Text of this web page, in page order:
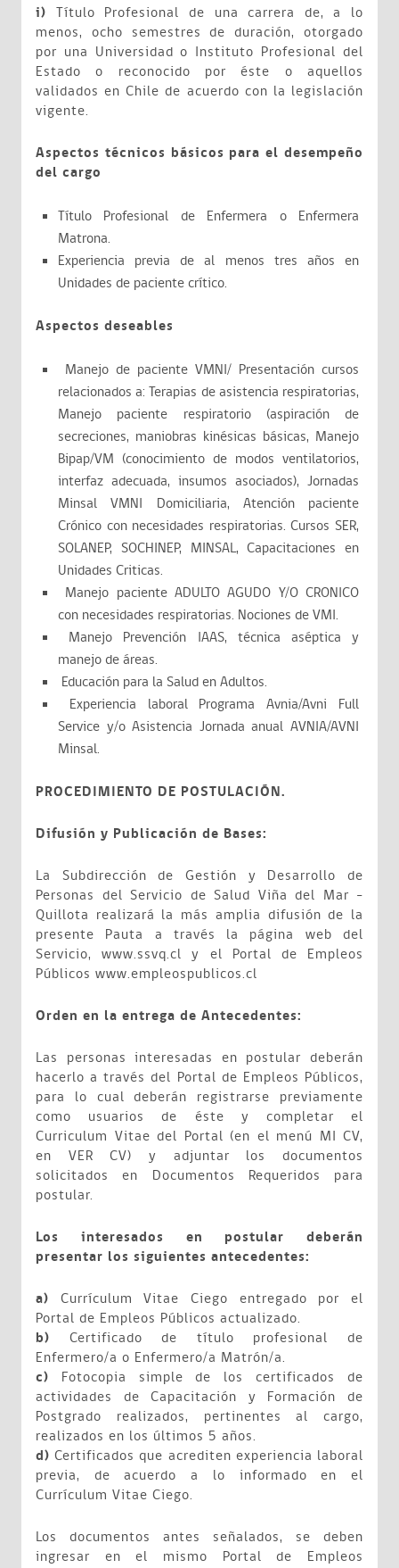
i) Título Profesional de una carrera de, a lo
menos, ocho semestres de duración, otorgado
por una Universidad o Instituto Profesional del
Estado o reconocido por éste o aquellos
validados en Chile de acuerdo con la legislación
vigente.
Aspectos técnicos básicos para el desempeño
del cargo
Título Profesional de Enfermera o Enfermera
Matrona.
Experiencia previa de al menos tres años en
Unidades de paciente crítico.
Aspectos deseables
Manejo de paciente VMNI/ Presentación cursos
relacionados a: Terapias de asistencia respiratorias,
Manejo paciente respiratorio (aspiración de
secreciones, maniobras kinésicas básicas, Manejo
Bipap/VM (conocimiento de modos ventilatorios,
interfaz adecuada, insumos asociados), Jornadas
Minsal VMNI Domiciliaria, Atención paciente
Crónico con necesidades respiratorias. Cursos SER,
SOLANEP, SOCHINEP, MINSAL, Capacitaciones en
Unidades Criticas.
Manejo paciente ADULTO AGUDO Y/O CRONICO
con necesidades respiratorias. Nociones de VMI.
Manejo Prevención IAAS, técnica aséptica y
manejo de áreas.
Educación para la Salud en Adultos.
Experiencia laboral Programa Avnia/Avni Full
Service y/o Asistencia Jornada anual AVNIA/AVNI
Minsal.
PROCEDIMIENTO DE POSTULACIÓN.
Difusión y Publicación de Bases:
La Subdirección de Gestión y Desarrollo de
Personas del Servicio de Salud Viña del Mar -
Quillota realizará la más amplia difusión de la
presente Pauta a través la página web del
Servicio, www.ssvq.cl y el Portal de Empleos
Públicos www.empleospublicos.cl
Orden en la entrega de Antecedentes:
Las personas interesadas en postular deberán
hacerlo a través del Portal de Empleos Públicos,
para lo cual deberán registrarse previamente
como usuarios de éste y completar el
Curriculum Vitae del Portal (en el menú MI CV,
en VER CV) y adjuntar los documentos
solicitados en Documentos Requeridos para
postular.
Los interesados en postular deberán
presentar los siguientes antecedentes:
a) Currículum Vitae Ciego entregado por el
Portal de Empleos Públicos actualizado.
b) Certificado de título profesional de
Enfermero/a o Enfermero/a Matrón/a.
c) Fotocopia simple de los certificados de
actividades de Capacitación y Formación de
Postgrado realizados, pertinentes al cargo,
realizados en los últimos 5 años.
d) Certificados que acrediten experiencia laboral
previa, de acuerdo a lo informado en el
Currículum Vitae Ciego.
Los documentos antes señalados, se deben
ingresar en el mismo Portal de Empleos